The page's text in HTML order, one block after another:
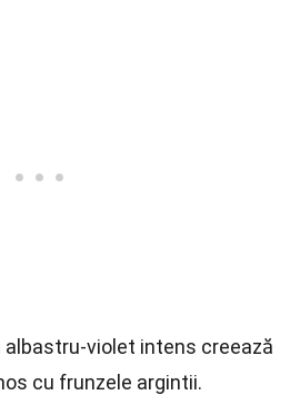
albastru-violet intens creează
cu frunzele argintii.